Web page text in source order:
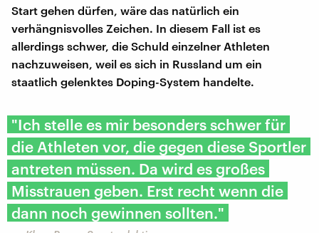
Start gehen dürfen, wäre das natürlich ein
verhängnisvolles Zeichen. In diesem Fall ist es
allerdings schwer, die Schuld einzelner Athleten
nachzuweisen, weil es sich in Russland um ein
staatlich gelenktes Doping-System handelte.
"Ich stelle es mir besonders schwer für
die Athleten vor, die gegen diese Sportler
antreten müssen. Da wird es großes
Misstrauen geben. Erst recht wenn die
dann noch gewinnen sollten."